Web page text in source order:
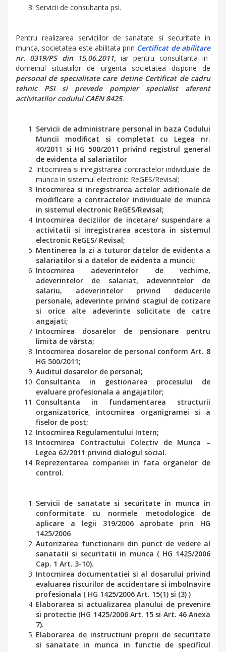
Servicii de consultanta psi.
Pentru realizarea serviciilor de sanatate si securitate in
munca, societatea este abilitata prin Certificat de abilitare
nr. 0319/PS din 15.06.2011, iar pentru consultanta in
domeniul situatiilor de urgenta societatea dispune de
personal de specialitate care detine Certificat de cadru
tehnic PSI si prevede pompier specialist aferent
activitatilor codului CAEN 8425.
Servicii de administrare personal in baza Codului
Muncii modificat si completat cu Legea nr.
40/2011 si HG 500/2011 privind registrul general
de evidenta al salariatilor
Intocmirea si inregistrarea contractelor individuale de
munca in sistemul electronic ReGES/Revisal;
Intocmirea si inregistrarea actelor aditionale de
modificare a contractelor individuale de munca
in sistemul electronic ReGES/Revisal;
Intocmirea deciziilor de incetare/ suspendare a
activitatii si inregistrarea acestora in sistemul
electronic ReGES/ Revisal;
Mentinerea la zi a tuturor datelor de evidenta a
salariatilor si a datelor de evidenta a muncii;
Intocmirea adeverintelor de vechime,
adeverintelor de salariat, adeverintelor de
salariu, adeverintelor privind deducerile
personale, adeverinte privind stagiul de cotizare
si orice alte adeverinte solicitate de catre
angajati;
Intocmirea dosarelor de pensionare pentru
limita de vârsta;
Intocmirea dosarelor de personal conform Art. 8
HG 500/2011;
Auditul dosarelor de personal;
Consultanta in gestionarea procesului de
evaluare profesionala a angajatilor;
Consultanta in fundamentarea structurii
organizatorice, intocmirea organigramei si a
fiselor de post;
Intocmirea Regulamentului Intern;
Intocmirea Contractului Colectiv de Munca –
Legea 62/2011 privind dialogul social.
Reprezentarea companiei in fata organelor de
control.
Servicii de sanatate si securitate in munca in
conformitate cu normele metodologice de
aplicare a legii 319/2006 aprobate prin HG
1425/2006
Autorizarea functionarii din punct de vedere al
sanatatii si securitatii in munca ( HG 1425/2006
Cap. 1 Art. 3-10).
Intocmirea documentatiei si al dosarului privind
evaluarea riscurilor de accidentare si imbolnavire
profesionala ( HG 1425/2006 Art. 15(1) si (3) )
Elaborarea si actualizarea planului de prevenire
si protectie (HG 1425/2006 Art. 15 si Art. 46 Anexa
7).
Elaborarea de instructiuni proprii de securitate
si sanatate in munca in functie de specificul